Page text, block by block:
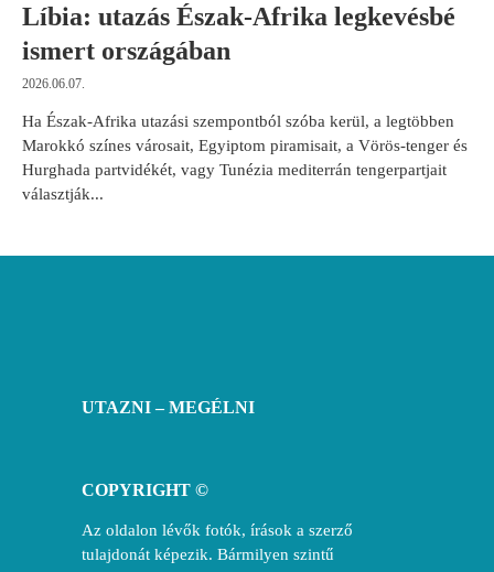
Líbia: utazás Észak-Afrika legkevésbé
ismert országában
2026.06.07.
Ha Észak-Afrika utazási szempontból szóba kerül, a legtöbben
Marokkó színes városait, Egyiptom piramisait, a Vörös-tenger és
Hurghada partvidékét, vagy Tunézia mediterrán tengerpartjait
választják...
UTAZNI – MEGÉLNI
COPYRIGHT ©
Az oldalon lévők fotók, írások a szerző
tulajdonát képezik. Bármilyen szintű